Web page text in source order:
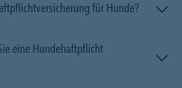
für Hunde?
eine Hundehaftpflicht